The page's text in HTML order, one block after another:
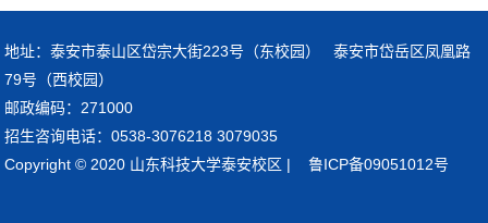
地址：泰安市泰山区岱宗大街223号（东校园） 泰安市岱岳区凤凰路
79号（西校园）
邮政编码：271000
招生咨询电话：0538-3076218 3079035
Copyright © 2020 山东科技大学泰安校区 | 鲁ICP备09051012号